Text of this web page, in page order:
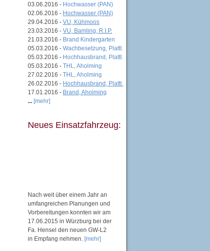
03.06.2016 - Hochwasser (PAN)
02.06.2016 - Hochwasser (PAN)
29.04.2016 - VU, Kühmoos
23.03.2016 - VU, Bamling, R.I.P.
21.03.2016 - Brand Kindergarten
05.03.2016 - Wachbesetzung, Plattl.
05.03.2016 - Hochhausbrand, Plattl.
05.03.2016 - THL, Aholming
27.02.2016 - THL, Aholming
26.02.2016 - Hochhausbrand, Plattl.
17.01.2016 - Brand, Aholming
... [mehr]
Neues Einsatzfahrzeug:
Nach weit über einem Jahr an
umfangreichen Planungen und
Vorbereitungen konnten wir am
17.06.2015 in Würzburg bei der
Fa. Hensel den neuen GW-L2
in Empfang nehmen. [mehr]